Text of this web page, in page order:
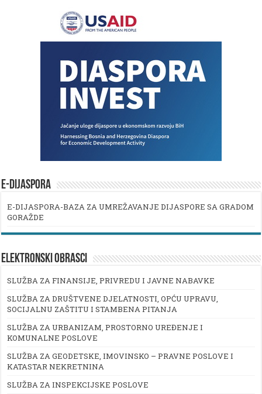
E-DIJASPORA
E-DIJASPORA-BAZA ZA UMREŽAVANJE DIJASPORE SA GRADOM
GORAŽDE
ELEKTRONSKI OBRASCI
SLUŽBA ZA FINANSIJE, PRIVREDU I JAVNE NABAVKE
SLUŽBA ZA DRUŠTVENE DJELATNOSTI, OPĆU UPRAVU,
SOCIJALNU ZAŠTITU I STAMBENA PITANJA
SLUŽBA ZA URBANIZAM, PROSTORNO UREĐENJE I
KOMUNALNE POSLOVE
SLUŽBA ZA GEODETSKE, IMOVINSKO – PRAVNE POSLOVE I
KATASTAR NEKRETNINA
SLUŽBA ZA INSPEKCIJSKE POSLOVE